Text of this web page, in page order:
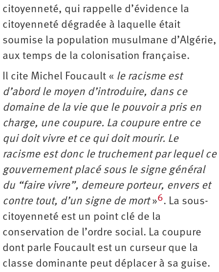
citoyenneté, qui rappelle d’évidence la
citoyenneté dégradée à laquelle était
soumise la population musulmane d’Algérie,
aux temps de la colonisation française.
Il cite Michel Foucault « le racisme est
d’abord le moyen d’introduire, dans ce
domaine de la vie que le pouvoir a pris en
charge, une coupure. La coupure entre ce
qui doit vivre et ce qui doit mourir. Le
racisme est donc le truchement par lequel ce
gouvernement placé sous le signe général
du “faire vivre”, demeure porteur, envers et
contre tout, d’un signe de mort»6. La sous-
citoyenneté est un point clé de la
conservation de l’ordre social. La coupure
dont parle Foucault est un curseur que la
classe dominante peut déplacer à sa guise.